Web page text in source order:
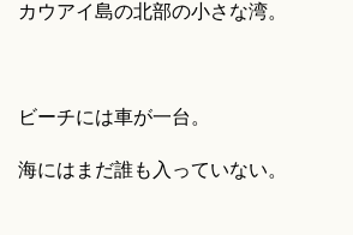
カウアイ島の北部の小さな湾。
ビーチには車が一台。
海にはまだ誰も入っていない。